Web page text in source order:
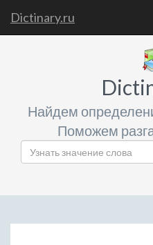
Dictinary.ru
Найдем
Поможем